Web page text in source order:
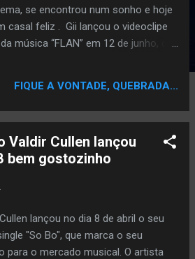
se encontrou num sonho e hoje
casal feliz . Gii lançou o videoclipe
música “FLAN” em 12 de junho, dia
num sonho que hoje tornou-se
FLAN é o 4º single do seu novo EP
FLAL. Assista: SAIBA MAIS: O
Gii lança "Flan", o quarto
FIQUE A VONTADE, QUEBRADA...
Valdir Cullen lançou
bem gostozinho
lançou no dia 8 de abril o seu
"So Bo", que marca o seu
para o mercado musical. O artista